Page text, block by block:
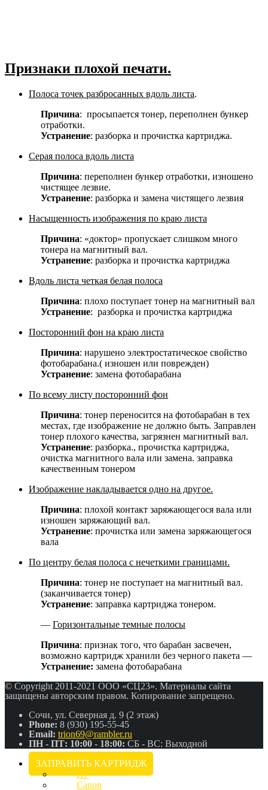
Признаки плохой печати.
Полоса точек разбросанных вдоль листа.
Причина: просыпается тонер, переполнен бункер
отработки.
Устранение: разборка и прочистка картриджа.
Серая полоса вдоль листа
Причина: переполнен бункер отработки, изношено
чистящее лезвие.
Устранение: разборка и замена чистящего лезвия
Насыщенность изображения по краю листа
Причина: «доктор» пропускает слишком много
тонера на магнитный вал.
Устранение: разборка и прочистка картриджа
Вдоль листа четкая белая полоса
Причина: плохо поступает тонер на магнитный вал
Устранение: разборка и прочистка картриджа
Посторонний фон на краю листа
Причина: нарушено электростатическое свойство
фотобарабана.( изношен или поврежден)
Устранение: замена фотобарабана
По всему листу посторонний фон
Причина: тонер переносится на фотобарабан в тех
местах, где изображение не должно быть. Заправлен
тонер плохого качества, загрязнен магнитный вал.
Устранение: разборка., прочистка картриджа,
очистка магнитного вала или замена. заправка
качественным тонером
Изображение накладывается одно на другое.
Причина: плохой контакт заряжающегося вала или
изношен заряжающий вал.
Устранение: прочистка или замена заряжающегося
вала
По центру белая полоса с нечеткими границами.
Причина: тонер не поступает на магнитный вал.
(заканчивается тонер)
Устранение: заправка картриджа тонером.
— Горизонтальные темные полосы
Причина: признак того, что барабан засвечен,
возможно картридж хранили без черного пакета —
Устранение: замена фотобарабана
© Copyright 2011-2021 ООО «СЦ23». Материалы сайта
защищены авторским правом. Копирование запрещено.
Сочи, ул. Северная д. 9 (2 этаж)
Phone: 8 (930) 195-55-45
Email: trion69@rambler.ru
ПН - ПТ: 10:00 - 18:00: СБ - ВС: Выходной
ЗАПРАВИТЬ КАРТРИДЖ
HP
Canon